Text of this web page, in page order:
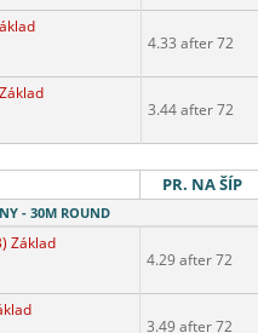
4.33 after 72
3.44 after 72
PR. NA ŠÍP
- 30M ROUND
Základ
4.29 after 72
3.49 after 72